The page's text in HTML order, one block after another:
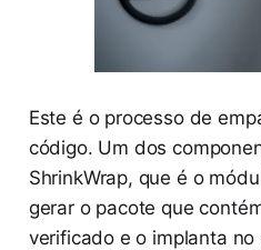
Este é o processo de
código. Um dos
ShrinkWrap, que é o
gerar o pacote que
verificado e o implanta no